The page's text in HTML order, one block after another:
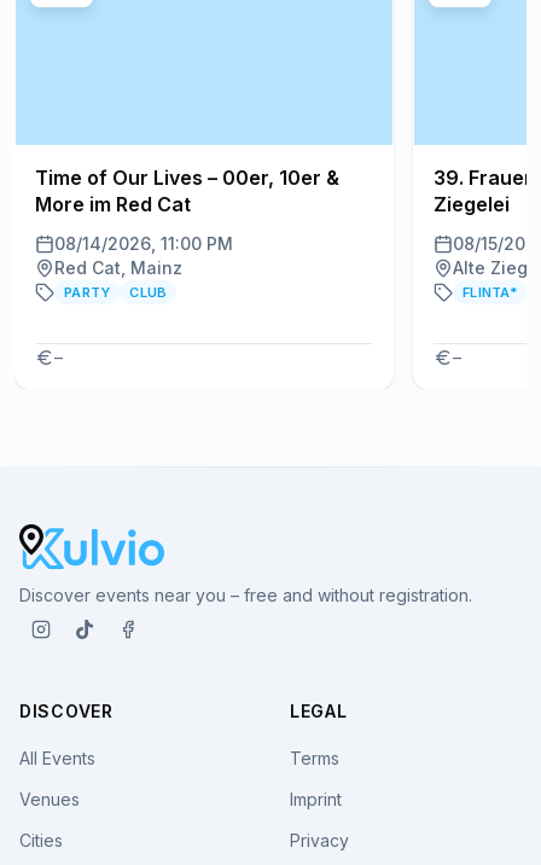
Time of Our Lives – 00er, 10er &
More im Red Cat
08/14/2026, 11:00 PM
Red Cat, Mainz
PARTY CLUB
–
39.
Ziegelei
08/15/
Alte
FLINTA*
–
Discover events near you – free and without registration.
DISCOVER
All Events
Venues
Cities
LEGAL
Terms
Imprint
Privacy